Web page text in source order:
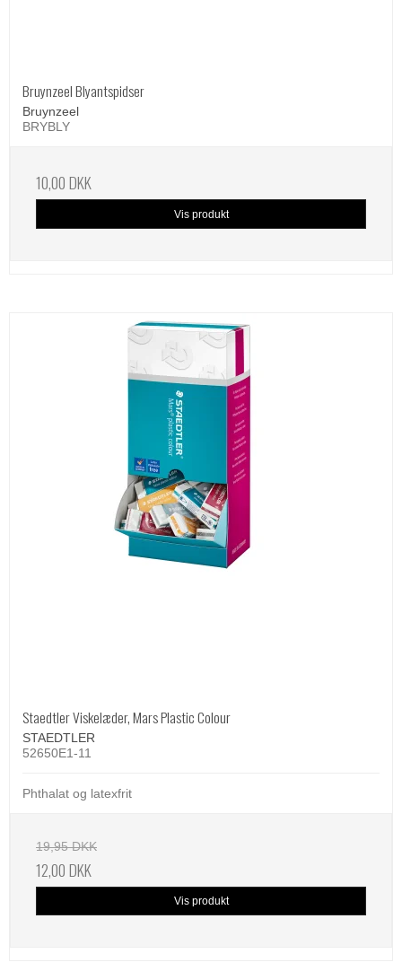
Bruynzeel Blyantspidser
Bruynzeel
BRYBLY
10,00 DKK
Vis produkt
Staedtler Viskelæder, Mars Plastic Colour
STAEDTLER
52650E1-11
Phthalat og latexfrit
19,95 DKK
12,00 DKK
Vis produkt